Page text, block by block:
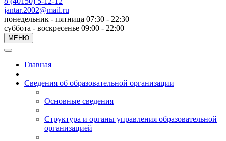
jantar.2002@mail.ru
понедельник - пятница 07:30 - 22:30
суббота - воскресенье 09:00 - 22:00
МЕНЮ
Главная
Сведения об образовательной организации
Основные сведения
Структура и органы управления образовательной
организацией